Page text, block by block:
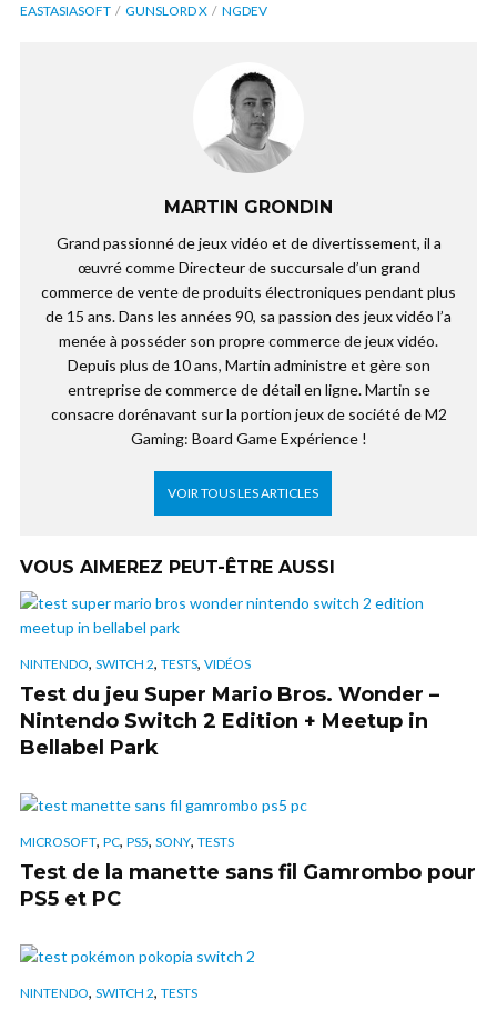
EASTASIASOFT GUNSLORD X NGDEV
MARTIN GRONDIN
Grand passionné de jeux vidéo et de divertissement, il a
œuvré comme Directeur de succursale d’un grand
commerce de vente de produits électroniques pendant plus
de 15 ans. Dans les années 90, sa passion des jeux vidéo l’a
menée à posséder son propre commerce de jeux vidéo.
Depuis plus de 10 ans, Martin administre et gère son
entreprise de commerce de détail en ligne. Martin se
consacre dorénavant sur la portion jeux de société de M2
Gaming: Board Game Expérience !
VOIR TOUS LES ARTICLES
VOUS AIMEREZ PEUT-ÊTRE AUSSI
NINTENDO, SWITCH 2, TESTS, VIDÉOS
Test du jeu Super Mario Bros. Wonder –
Nintendo Switch 2 Edition + Meetup in
Bellabel Park
MICROSOFT, PC, PS5, SONY, TESTS
Test de la manette sans fil Gamrombo pour
PS5 et PC
NINTENDO, SWITCH 2, TESTS